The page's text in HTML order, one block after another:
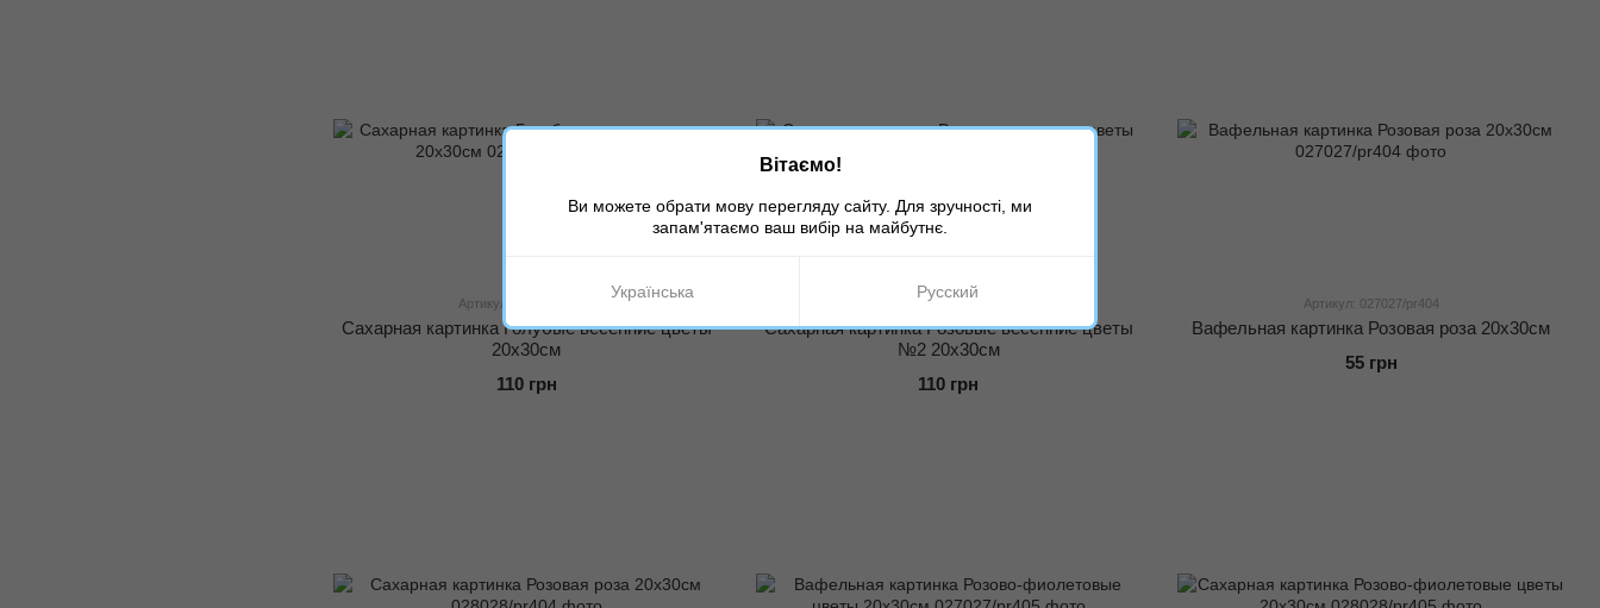
Артикул: 028028/pr339
Cахарная картинка Голубые весенние цветы
20x30см
110 грн
Артикул: 028028/pr340
Cахарная картинка Розовые весенние цветы
№2 20x30см
110 грн
Артикул: 027027/pr404
Вафельная картинка Розовая роза 20x30см
55 грн
Вітаємо!
Ви можете обрати мову перегляду сайту. Для зручності, ми
запам'ятаємо ваш вибір на майбутнє.
Українська Русский